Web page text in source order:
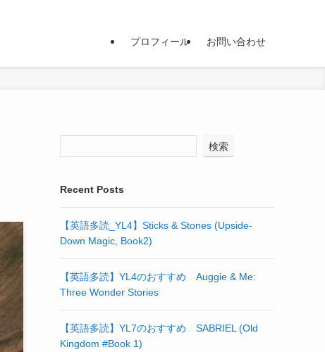
プロフィール お問い合わせ
検索
Recent Posts
【英語多読_YL4】Sticks & Stones (Upside-
Down Magic, Book2)
【英語多読】YL4のおすすめ Auggie & Me:
Three Wonder Stories
【英語多読】YL7のおすすめ SABRIEL (Old
Kingdom #Book 1)